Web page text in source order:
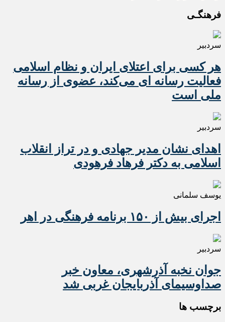
فرهنگـی
سردبیر
هر کسی برای اعتلای ایران و نظام اسلامی
فعالیت رسانه ای می‌کند، عضوی از رسانه
ملی است
سردبیر
اهدای نشان مدیر جهادی و در تراز انقلاب
اسلامی به دکتر فرهاد فرهودی
یوسف سلمانی
اجرای بیش از ۱۵۰ برنامه فرهنگی در اهر
سردبیر
جوان نخبه آذرشهری، معاون خبر
صداوسیمای آذربایجان غربی شد
برچسب ها